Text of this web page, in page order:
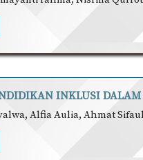
INKLUSI
Alfia Aulia, Ahmat